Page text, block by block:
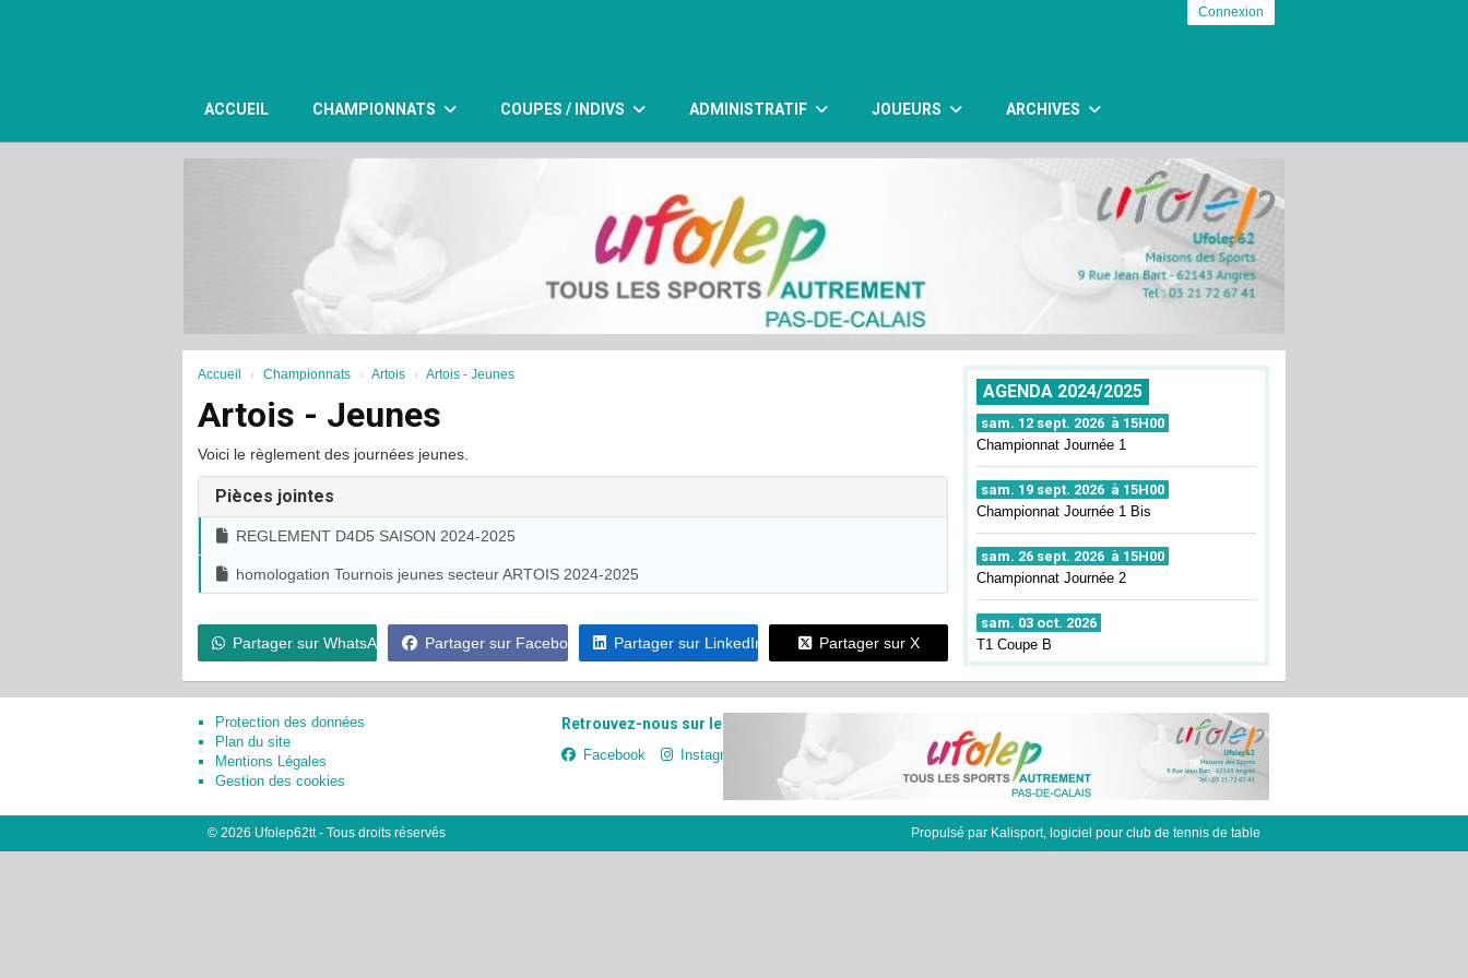
Connexion
ACCUEIL CHAMPIONNATS COUPES / INDIVS ADMINISTRATIF JOUEURS ARCHIVES
Accueil Championnats Artois Artois - Jeunes
Artois - Jeunes
Voici le règlement des journées jeunes.
Pièces jointes
REGLEMENT D4D5 SAISON 2024-2025
homologation Tournois jeunes secteur ARTOIS 2024-2025
Partager sur WhatsApp Partager sur Facebook Partager sur LinkedIn Partager sur X
AGENDA 2024/2025
sam. 12 sept. 2026 à 15H00
Championnat Journée 1
sam. 19 sept. 2026 à 15H00
Championnat Journée 1 Bis
sam. 26 sept. 2026 à 15H00
Championnat Journée 2
sam. 03 oct. 2026
T1 Coupe B
Protection des données
Plan du site
Mentions Légales
Gestion des cookies
Retrouvez-nous sur les réseaux sociaux
Facebook Instagram
© 2026 Ufolep62tt - Tous droits réservés Propulsé par Kalisport, logiciel pour club de tennis de table